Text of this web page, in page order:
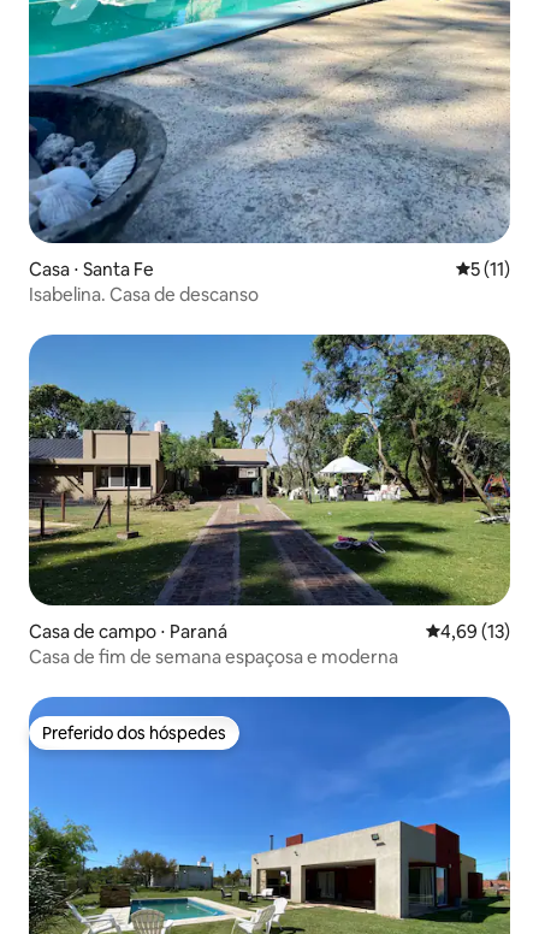
Casa ⋅ Santa Fe 5 de uma
5 (11)
Isabelina. Casa de descanso
Casa de campo ⋅ Paraná 4,69 de uma
4,69 (13)
Casa de fim de semana espaçosa e moderna
Preferido dos hóspedes
Preferido dos hóspedes